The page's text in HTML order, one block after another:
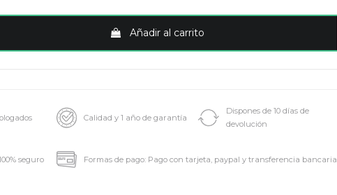
Añadir al carrito
Calidad y 1 año de garantía
Dispones de 10 días de
devolución
seguro Formas de pago: Pago con tarjeta, paypal y transferencia bancaria